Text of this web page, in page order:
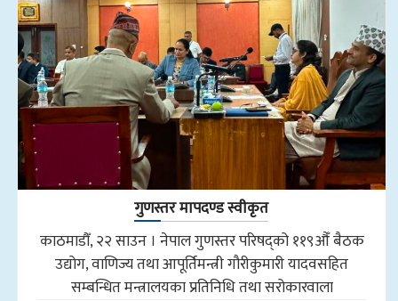
गुणस्तर मापदण्ड स्वीकृत
काठमाडौँ, २२ साउन । नेपाल गुणस्तर परिषद्को ११९औँ बैठक
उद्योग, वाणिज्य तथा आपूर्तिमन्त्री गौरीकुमारी यादवसहित
सम्बन्धित मन्त्रालयका प्रतिनिधि तथा सरोकारवाला